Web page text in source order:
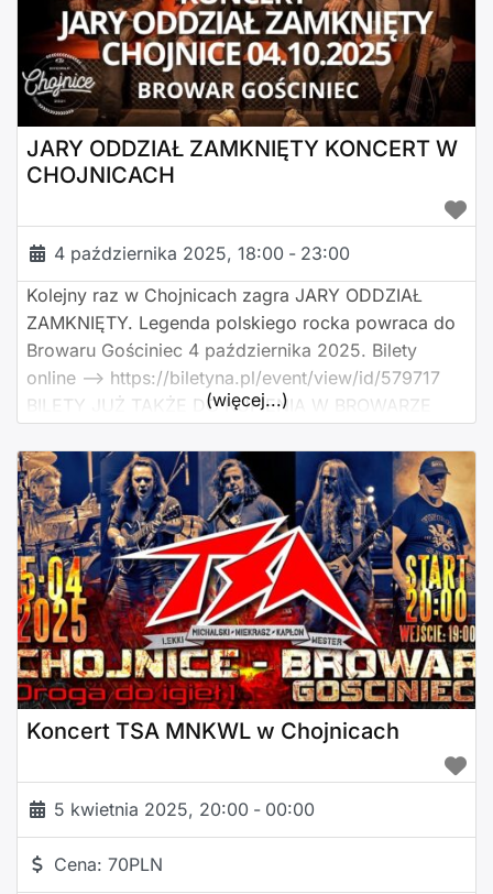
JARY ODDZIAŁ ZAMKNIĘTY KONCERT W
CHOJNICACH
4 października 2025, 18:00 - 23:00
Kolejny raz w Chojnicach zagra JARY ODDZIAŁ
ZAMKNIĘTY. Legenda polskiego rocka powraca do
Browaru Gościniec 4 października 2025. Bilety
online —> https://biletyna.pl/event/view/id/579717
BILETY JUŻ TAKŻE DO KUPIENIA W BROWARZE
(więcej...)
Koncert TSA MNKWL w Chojnicach
5 kwietnia 2025, 20:00 - 00:00
Cena: 70PLN